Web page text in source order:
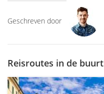
Geschreven door
Reisroutes in de buurt